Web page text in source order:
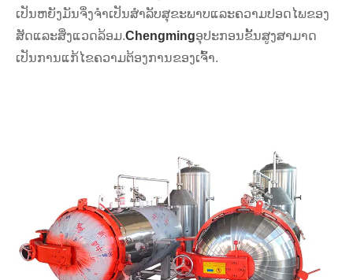
ເປັນຫຍັງມັນຈຶ່ງຈໍາເປັນສໍາລັບສຸຂະພາບແລະຄວາມປອດໄພຂອງ
ສັດແລະສິ່ງແວດລ້ອມ.Chengmingອຸປະກອນຂັ້ນສູງສາມາດ
ເປັນການແກ້ໄຂຄວາມຕ້ອງການຂອງເຈົ້າ.